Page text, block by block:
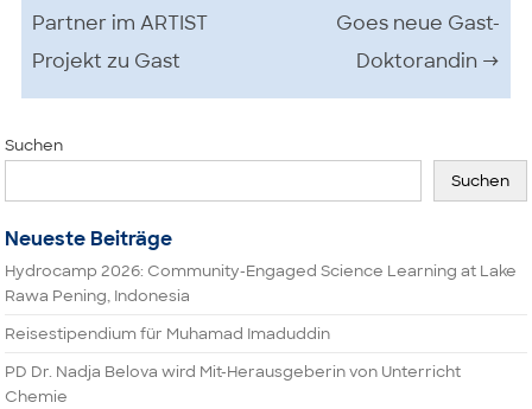
Partner im ARTIST
Projekt zu Gast
Goes neue Gast-
Doktorandin →
Suchen
Suchen
Neueste Beiträge
Hydrocamp 2026: Community-Engaged Science Learning at Lake
Rawa Pening, Indonesia
Reisestipendium für Muhamad Imaduddin
PD Dr. Nadja Belova wird Mit-Herausgeberin von Unterricht
Chemie